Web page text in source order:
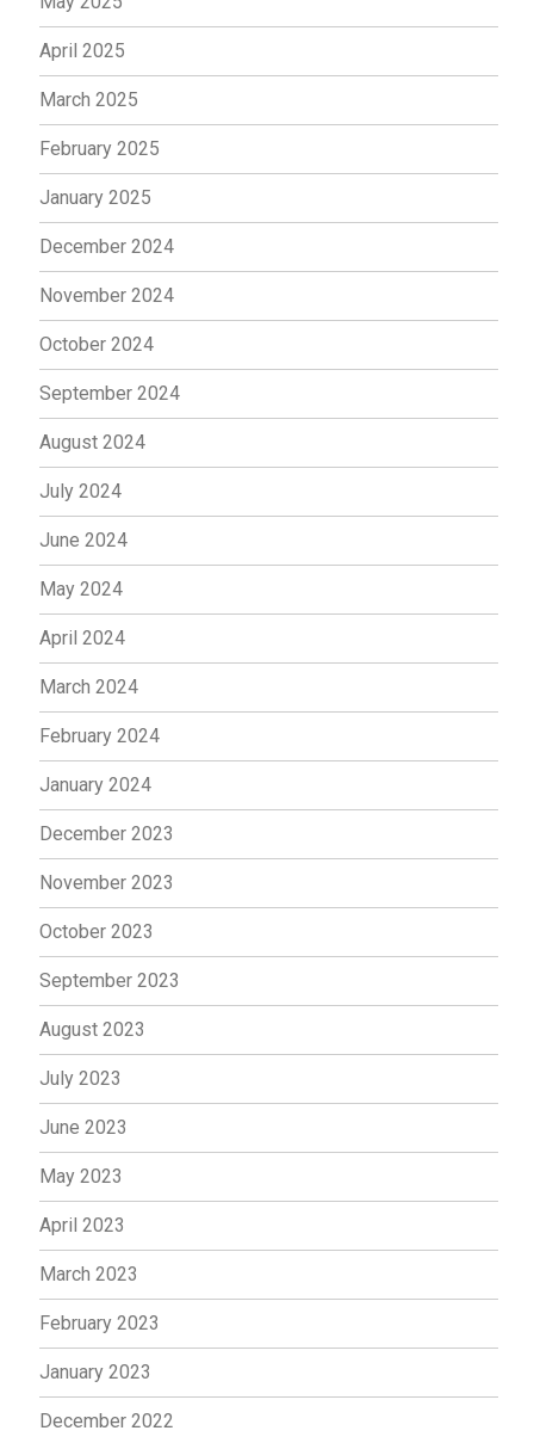
April 2025
March 2025
February 2025
January 2025
December 2024
November 2024
October 2024
September 2024
August 2024
July 2024
June 2024
May 2024
April 2024
March 2024
February 2024
January 2024
December 2023
November 2023
October 2023
September 2023
August 2023
July 2023
June 2023
May 2023
April 2023
March 2023
February 2023
January 2023
December 2022